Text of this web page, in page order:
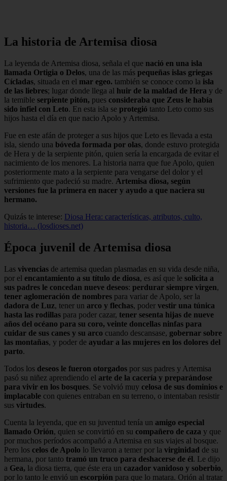
La historia de Artemisa diosa
La leyenda de Artemisa diosa, señala el que nació en una isla
llamada Ortigia o Delos, una de las más pequeñas islas griegas
Cícladas, situada en el mar egeo. también se conoce como la isla
de las liebres; lugar donde llega al huir de la maldad de Hera y de
la temible serpiente pitón, pues consideraba que Zeus le había
sido infiel con Leto. En esta isla se protegió tanto Leto como sus
hijos hasta el día en que nacio Apolo y Artemisa.
Fue en este afán de proteger a sus hijos que Leto es llevada a esta
isla, siendo una bóveda formada por olas, donde estuvo protegida
de Hera y de la serpiente pitón, quien sería la encargada de evitar el
nacimiento de los menores. La historia narra que fue Apolo, quien
posteriormente mato a la serpiente para vengarse del dolor y el
sufrimiento que padeció su madre. Artemisa diosa, según
versiones fue la primera en nacer y ayudo a que naciera su
hermano.
Quizás te interese: Diosa Hera: características, atributos, culto,
historia… (losdioses.net)
Época juvenil de Artemisa diosa
Las vivencias de artemisa quedan plasmadas en su vida desde niña,
por el encantamiento a su título de diosa, es así que le solicita a
sus padres le concedan nueve deseos: perdurar siempre virgen,
tener aglomeración de nombres para variar de Apolo, ser la
dadora de Luz, tener un arco y flechas, poder vestir una túnica
hasta las rodillas para poder cazar, tener sesenta hijas de nueve
años del océano para su coro, veinte doncellas ninfas para
cuidar de sus canes y su arco cuando descansase, gobernar sobre
las montañas, y poder de ayudar a las mujeres en los dolores del
parto.
Todos los deseos le fueron otorgados por sus padres y Artemisa
pasó su niñez aprendiendo el arte de la cacería y preparándose
para vivir en los bosques. Se volvió muy celosa de sus dominios e
implacable con quienes entraban en su terreno, o intentaban resistir
sus virtudes.
Cuenta la leyenda, que en su juventud tenía un amigo especial
llamado Orión, quien se convirtió en su compañero de caza y que
por muchos períodos acompañó a Artemisa en sus viajes al bosque.
Pero los celos de Apolo lo llevaron a temer por la virginidad de su
hermana, por tanto tramó un truco para deshacerse de él. Le dijo
a Gea, la diosa tierra, que éste era un cazador vanidoso y soberbio,
por lo tanto le envió un escorpión para que lo matara. Orión al tratar